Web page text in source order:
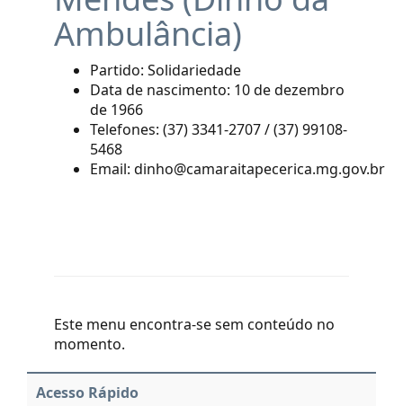
Ambulância)
Partido: Solidariedade
Data de nascimento: 10 de dezembro
de 1966
Telefones: (37) 3341-2707 / (37) 99108-
5468
Email: dinho@camaraitapecerica.mg.gov.br
Este menu encontra-se sem conteúdo no
momento.
Acesso Rápido